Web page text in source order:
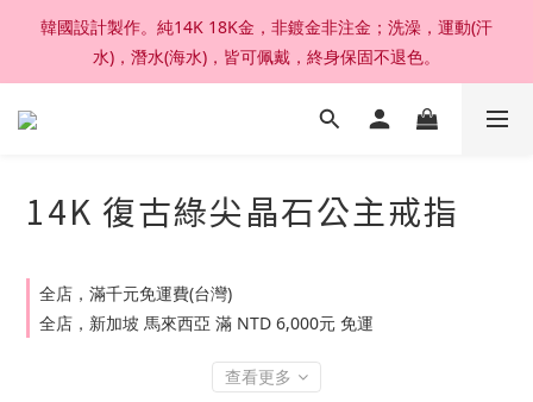
加入官網會員，結帳享92折扣 ; 滿六千刷卡分期零利率。
韓國設計製作。純14K 18K金，非鍍金非注金；洗澡，運動(汗
水)，潛水(海水)，皆可佩戴，終身保固不退色。
加入官網會員，結帳享92折扣 ; 滿六千刷卡分期零利率。
14K 復古綠尖晶石公主戒指
全店，滿千元免運費(台灣)
全店，新加坡 馬來西亞 滿 NTD 6,000元 免運
查看更多